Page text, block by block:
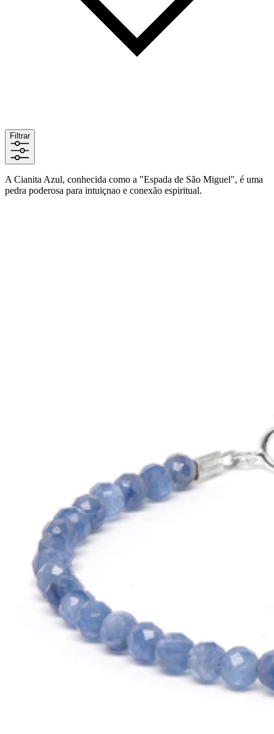
Filtrar
A Cianita Azul, conhecida como a "Espada de São Miguel", é uma
pedra poderosa para intuiçnao e conexão espiritual.